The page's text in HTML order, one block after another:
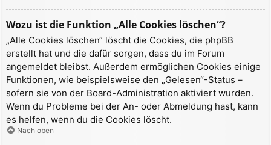
Wozu ist die Funktion „Alle Cookies löschen“?
„Alle Cookies löschen“ löscht die Cookies, die phpBB
erstellt hat und die dafür sorgen, dass du im Forum
angemeldet bleibst. Außerdem ermöglichen Cookies einige
Funktionen, wie beispielsweise den „Gelesen“-Status –
sofern sie von der Board-Administration aktiviert wurden.
Wenn du Probleme bei der An- oder Abmeldung hast, kann
es helfen, wenn du die Cookies löscht.
Nach oben